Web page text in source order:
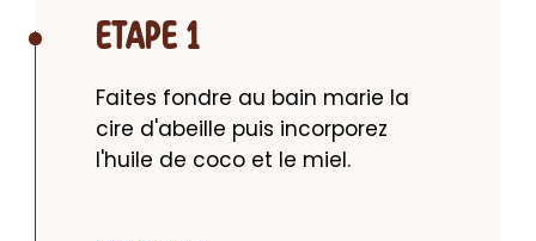
ETAPE 1
Faites fondre au bain marie la
cire d'abeille puis incorporez
l'huile de coco et le miel.